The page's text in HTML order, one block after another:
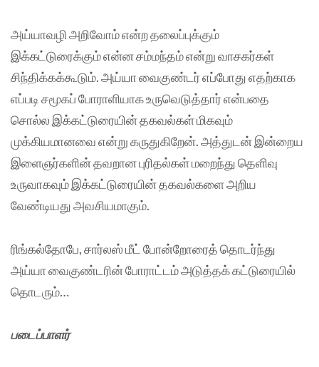
அய்யாவழி அறிவோம் என்ற தலைப்புக்கும்
இக்கட்டுரைக்கும் என்ன சம்மந்தம் என்று வாசகர்கள்
சிந்திக்கக்கூடும். அய்யா வைகுண்டர் எப்போது எதற்காக
எப்படி சமூகப் போராளியாக உருவெடுத்தார் என்பதை
சொல்ல இக்கட்டுரையின் தகவல்கள் மிகவும்
முக்கியமானவை என்று கருதுகிறேன். அத்துடன் இன்றைய
இளைஞர்களின் தவறான புரிதல்கள் மறைந்து தெளிவு
உருவாகவும் இக்கட்டுரையின் தகவல்களை அறிய
வேண்டியது அவசியமாகும்.
ரிங்கல்தோபே, சார்லஸ் மீட் போன்றோரைத் தொடர்ந்து
அய்யா வைகுண்டரின் போராட்டம் அடுத்தக் கட்டுரையில்
தொடரும்…
படைப்பாளர்